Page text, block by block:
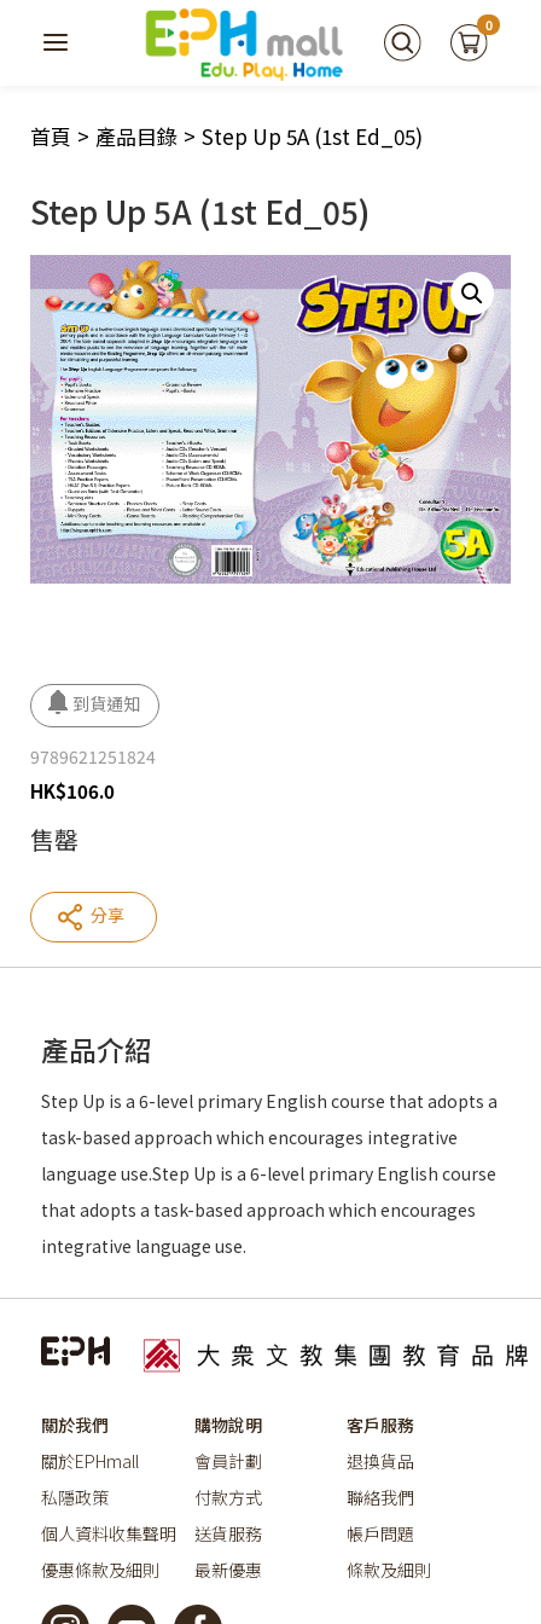
0
首頁 > 產品目錄 > Step Up 5A (1st Ed_05)
Step Up 5A (1st Ed_05)
9789621251824
HK$106.0
售罄
分享
產品介紹
Step Up is a 6-level primary English course that adopts a
task-based approach which encourages integrative
language use.Step Up is a 6-level primary English course
that adopts a task-based approach which encourages
integrative language use.
關於我們
關於EPHmall
私隱政策
個人資料收集聲明
優惠條款及細則
購物說明
會員計劃
付款方式
送貨服務
最新優惠
客戶服務
退換貨品
聯絡我們
帳戶問題
條款及細則